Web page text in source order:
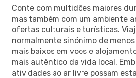
Conte com multidões maiores
mas também com um ambiente
ofertas culturais e turísticas.
normalmente sinónimo de
mais baixos em voos e
mais autêntico da vida local.
atividades ao ar livre possam